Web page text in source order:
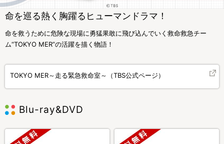
命を巡る熱く胸躍るヒューマンドラマ！
命を救うために危険な現場に勇猛果敢に飛び込んでいく救命救急チー
ム“TOKYO MER”の活躍を描く物語！
TOKYO MER～走る緊急救命室～（TBS公式ページ）
Blu-ray&DVD